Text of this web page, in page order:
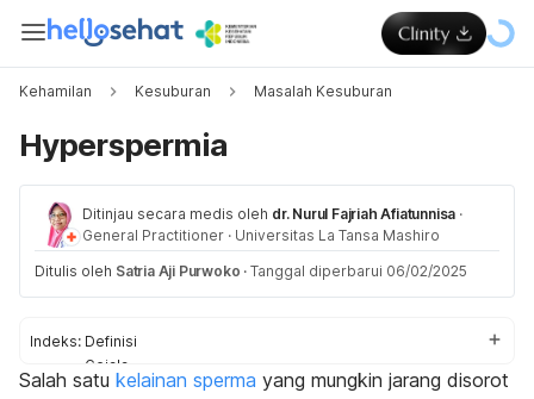
Kehamilan Kesuburan Masalah Kesuburan
Hyperspermia
Ditinjau secara medis oleh dr. Nurul Fajriah Afiatunnisa ·
General Practitioner · Universitas La Tansa Mashiro
Ditulis oleh Satria Aji Purwoko · Tanggal diperbarui 06/02/2025
Indeks: Definisi
Gejala
Penyebab
Salah satu kelainan sperma yang mungkin jarang disorot